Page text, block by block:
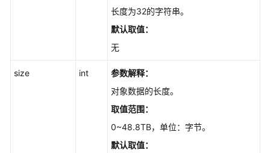
长度为32的字符串。
默认取值：
无
size int
参数解释：
对象数据的长度。
取值范围：
0~48.8TB，单位：字节。
默认取值：